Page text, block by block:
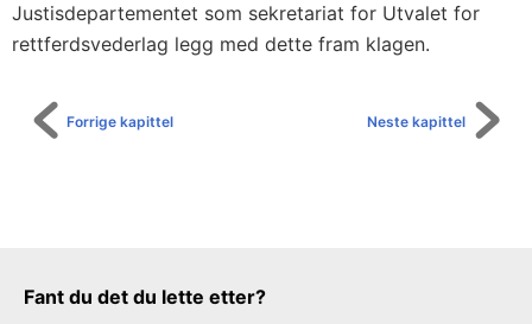
Justisdepartementet som sekretariat for Utvalet for
rettferdsvederlag legg med dette fram klagen.
Neste kapittel
Forrige kapittel
Tilbakemeldingsskjema
Fant du det du lette etter?